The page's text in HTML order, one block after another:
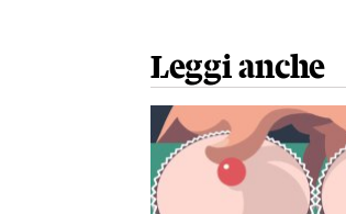
Leggi anche